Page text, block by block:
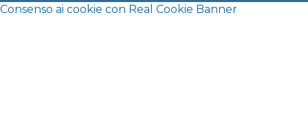
Consenso ai cookie con Real Cookie Banner